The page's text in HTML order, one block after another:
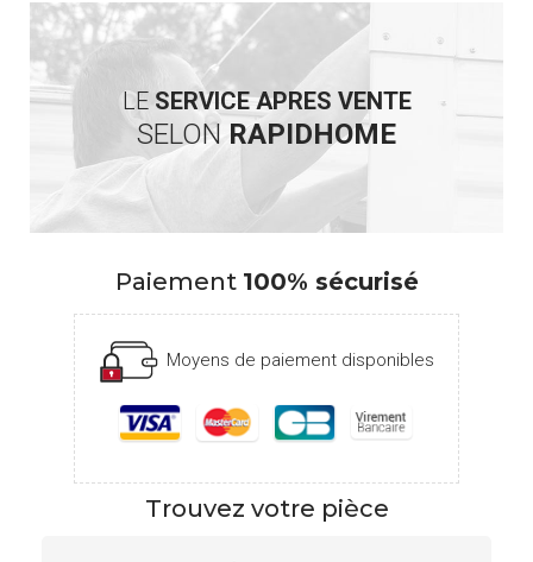
LE SERVICE APRES VENTE
SELON RAPIDHOME
Paiement 100% sécurisé
Moyens de paiement disponibles
Trouvez votre pièce